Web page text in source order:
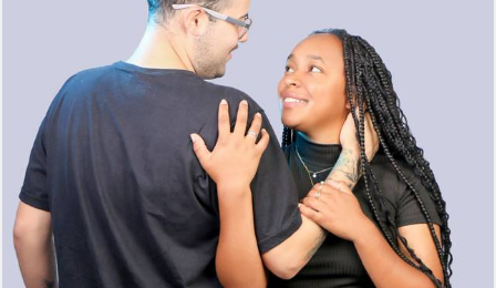
301 0